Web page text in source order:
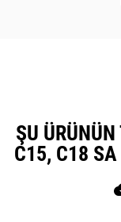
ŞU
C15, C18